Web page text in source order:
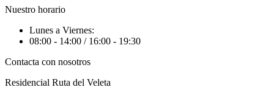
Nuestro horario
Lunes a Viernes:
08:00 - 14:00 / 16:00 - 19:30
Contacta con nosotros
Residencial Ruta del Veleta